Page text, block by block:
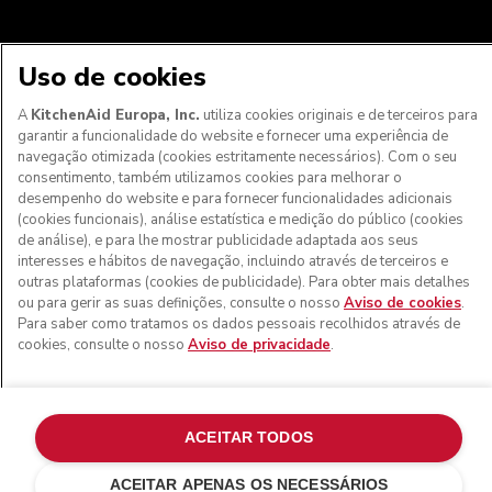
Aos clientes nos Açores, Madeira e outros territórios
portugueses: Por favor, contacte a nossa equipa de Apoio
ao Cliente para efetuar a sua encomenda, de forma a
podermos fornecer os custos de envio exatos e aplicar a
taxa de IVA correta
© KitchenAid 2026 - Todos os direitos reservados.
KitchenAid e o design da batedeira são marcas comerciais
nos EUA e noutros locais.
Resolução de litígios online
Uso de cookies
A KitchenAid Europa, Inc. utiliza cookies originais e de terceiros para
garantir a funcionalidade do website e fornecer uma experiência de
navegação otimizada (cookies estritamente necessários). Com o seu
consentimento, também utilizamos cookies para melhorar o
desempenho do website e para fornecer funcionalidades adicionais
(cookies funcionais), análise estatística e medição do público (cookies
de análise), e para lhe mostrar publicidade adaptada aos seus
interesses e hábitos de navegação, incluindo através de terceiros e
outras plataformas (cookies de publicidade). Para obter mais detalhes
ou para gerir as suas definições, consulte o nosso Aviso de cookies.
Para saber como tratamos os dados pessoais recolhidos através de
cookies, consulte o nosso Aviso de privacidade.
ACEITAR APENAS OS NECESSÁRIOS
ACEITAR TODOS